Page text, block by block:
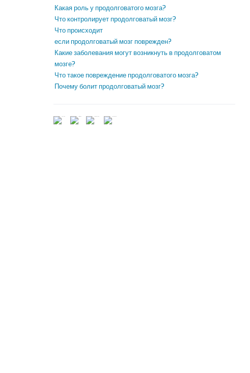
Какая роль у продолговатого мозга?
Что контролирует продолговатый мозг?
Что происходит
если продолговатый мозг поврежден?
Какие заболевания могут возникнуть в продолговатом
мозге?
Что такое повреждение продолговатого мозга?
Почему болит продолговатый мозг?